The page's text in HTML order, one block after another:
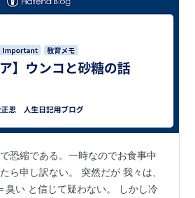
恐縮である。一時なのでお食事中
ら申し訳ない。 突然だが 我々は、
臭い と信じて疑わない。 しかし冷